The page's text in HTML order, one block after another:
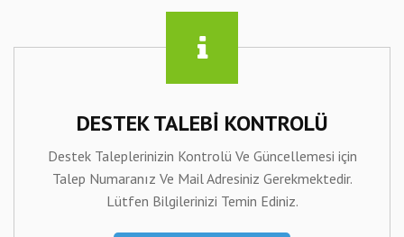
DESTEK TALEBI KONTROLÜ
Destek Taleplerinizin Kontrolü Ve Güncellemesi için
Talep Numaranız Ve Mail Adresiniz Gerekmektedir.
Lütfen Bilgilerinizi Temin Ediniz.